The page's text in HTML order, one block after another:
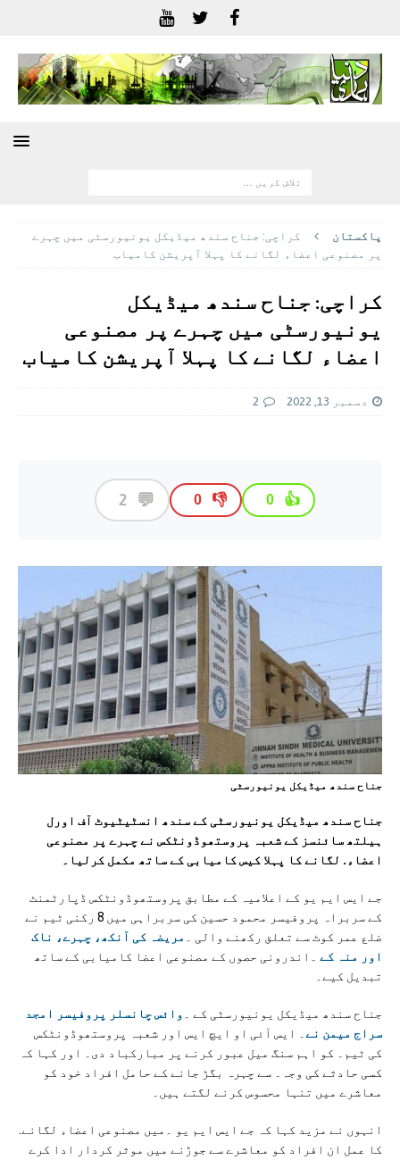
پاکستان
کراچی: جناح سندھ میڈیکل یونیورسٹی میں چہرے
پر مصنوعی اعضاء لگانے کا پہلا آپریشن کامیاب
کراچی: جناح سندھ میڈیکل
یونیورسٹی میں چہرے پر مصنوعی
اعضاء لگانے کا پہلا آپریشن کامیاب
دسمبر 13, 2022 2
👍
0
👎
0
💬
2
جناح سندھ میڈیکل یونیورسٹی
جناح سندھ میڈیکل یونیورسٹی کے سندھ انسٹیٹیوٹ آف اورل
ہیلتھ سائنسز کے شعبہ پروستھوڈونٹکس نے چہرے پر مصنوعی
اعضاء. لگانے کا پہلا کیس کامیابی کے ساتھ مکمل کرلیا۔
جے ایس ایم یو کے اعلامیہ کے مطابق پروستھوڈونٹکس ڈپارٹمنٹ
کے سربراہ پروفیسر محمود حسین کی سربراہی میں 8 رکنی ٹیم نے
ضلع عمر کوٹ سے تعلق رکھنے والی ۔
مریضہ کی آنکھ، چہرے، ناک
اور منہ کے
۔اندرونی حصوں کے مصنوعی اعضا کامیابی کے ساتھ
تبدیل کیے۔
جناح سندھ میڈیکل یونیورسٹی کے ۔ وائس چانسلر پروفیسر امجد
سراج میمن نے ۔ ایس آئی او ایچ ایس اور شعبہ پروستھوڈونٹکس
کی ٹیم۔ کو اہم سنگ میل عبور کرنے پر مبارکباد دی۔ اور کہا کہ
کسی حادثے کی وجہ۔ سے چہرہ بگڑ جانے کے حامل افراد خود کو
معاشرے میں تنہا محسوس کرنے لگتے ہیں۔
انہوں نے مزید کہا کہ جے ایس ایم یو ۔میں مصنوعی اعضاء لگانے.
کا عمل ان افراد کو معاشرے سے جوڑنے میں موثر کردار ادا کرے